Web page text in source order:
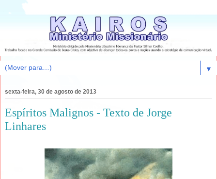
▼
sexta-feira, 30 de agosto de 2013
Espíritos Malignos - Texto de Jorge
Linhares